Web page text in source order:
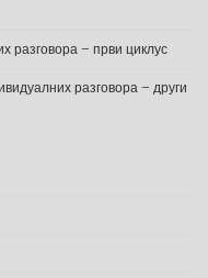
разговора – први циклус
разговора – други